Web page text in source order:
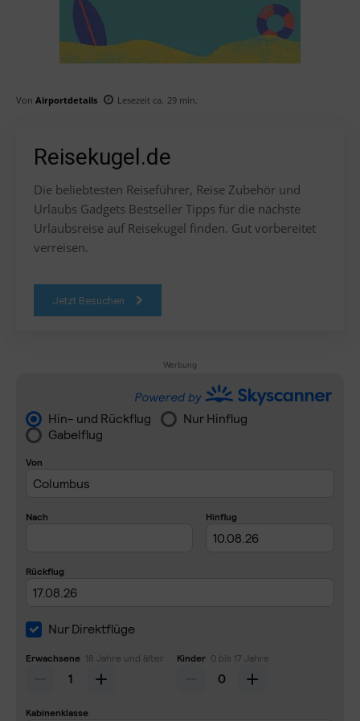
Von Airportdetails Lesezeit ca. 29 min.
Reisekugel.de
Die beliebtesten Reiseführer, Reise Zubehör und
Urlaubs Gadgets Bestseller Tipps für die nächste
Urlaubsreise auf Reisekugel finden. Gut vorbereitet
verreisen.
Jetzt Besuchen
Werbung